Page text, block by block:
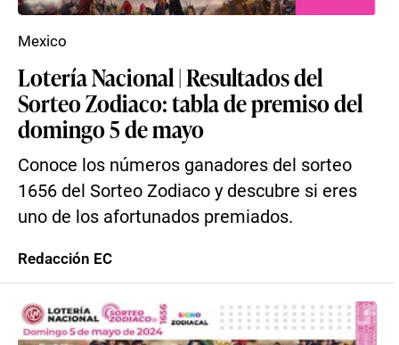
Lotería Nacional | Resultados del
Sorteo Zodiaco: tabla de premiso del
domingo 5 de mayo
Conoce los números ganadores del sorteo
1656 del Sorteo Zodiaco y descubre si eres
uno de los afortunados premiados.
Mexico
Redacción EC